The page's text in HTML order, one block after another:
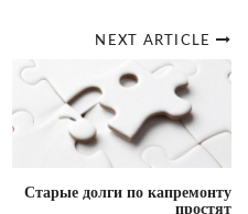
NEXT ARTICLE
Старые долги по капремонту
простят